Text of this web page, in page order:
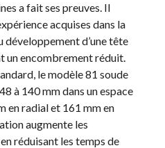
a fait ses preuves. Il
acquises dans la
d’une tête
un encombrement réduit.
le modèle 81 soude
à 140 mm dans un espace
en radial et 161 mm en
augmente les
réduisant les temps de